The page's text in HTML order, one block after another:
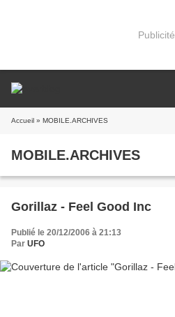
Publicité
Accueil » MOBILE.ARCHIVES
MOBILE.ARCHIVES
Gorillaz - Feel Good Inc
Publié le 20/12/2006 à 21:13
Par UFO